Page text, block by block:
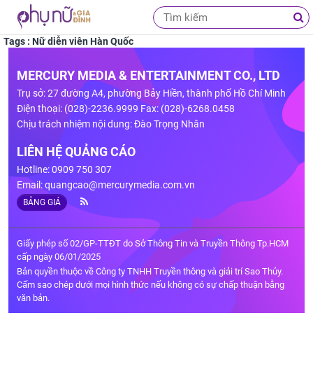
Tags : Nữ diễn viên Hàn Quốc
MERCURY MEDIA & ENTERTAINMENT CO., LTD
Trụ sở: 27 đường A4, phường Bảy Hiền, thành phố Hồ Chí Minh
Điện thoại: (028)-2236.9999 Fax: (028)-6268.0458
Chịu trách nhiệm nội dung: Đào Trọng Nhân
LIÊN HỆ QUẢNG CÁO
Hotline: 0909 750 307
Email:quangcao@mercurymedia.com.vn
BẢNG GIÁ
Giấy phép số 02/GP-TTĐT do Sở Thông Tin và Truyền Thông Tp.HCM
cấp ngày 06/01/2025
Bản quyền thuộc về Công ty TNHH Truyền thông và giải trí Sao Thủy.
Cấm sao chép dưới mọi hình thức nếu không có sự chấp thuận bằng
văn bản.